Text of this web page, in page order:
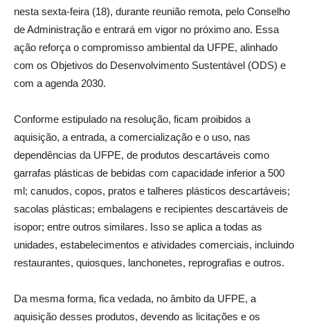
nesta sexta-feira (18), durante reunião remota, pelo Conselho
de Administração e entrará em vigor no próximo ano. Essa
ação reforça o compromisso ambiental da UFPE, alinhado
com os Objetivos do Desenvolvimento Sustentável (ODS) e
com a agenda 2030.
Conforme estipulado na resolução, ficam proibidos a
aquisição, a entrada, a comercialização e o uso, nas
dependências da UFPE, de produtos descartáveis como
garrafas plásticas de bebidas com capacidade inferior a 500
ml; canudos, copos, pratos e talheres plásticos descartáveis;
sacolas plásticas; embalagens e recipientes descartáveis de
isopor; entre outros similares. Isso se aplica a todas as
unidades, estabelecimentos e atividades comerciais, incluindo
restaurantes, quiosques, lanchonetes, reprografias e outros.
Da mesma forma, fica vedada, no âmbito da UFPE, a
aquisição desses produtos, devendo as licitações e os